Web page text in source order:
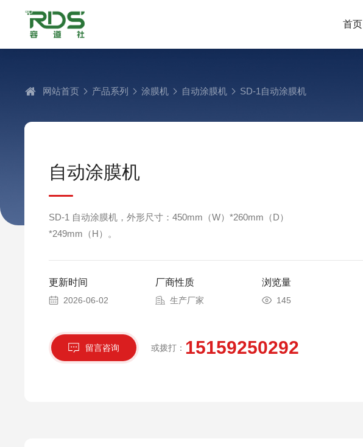
首页
网站首页 产品系列 涂膜机 自动涂膜机 SD-1自动涂膜机
自动涂膜机
SD-1 自动涂膜机，外形尺寸：450mm（W）*260mm（D）
*249mm（H）。
更新时间
2026-06-02
厂商性质
生产厂家
浏览量
145
留言咨询 或拨打： 15159250292